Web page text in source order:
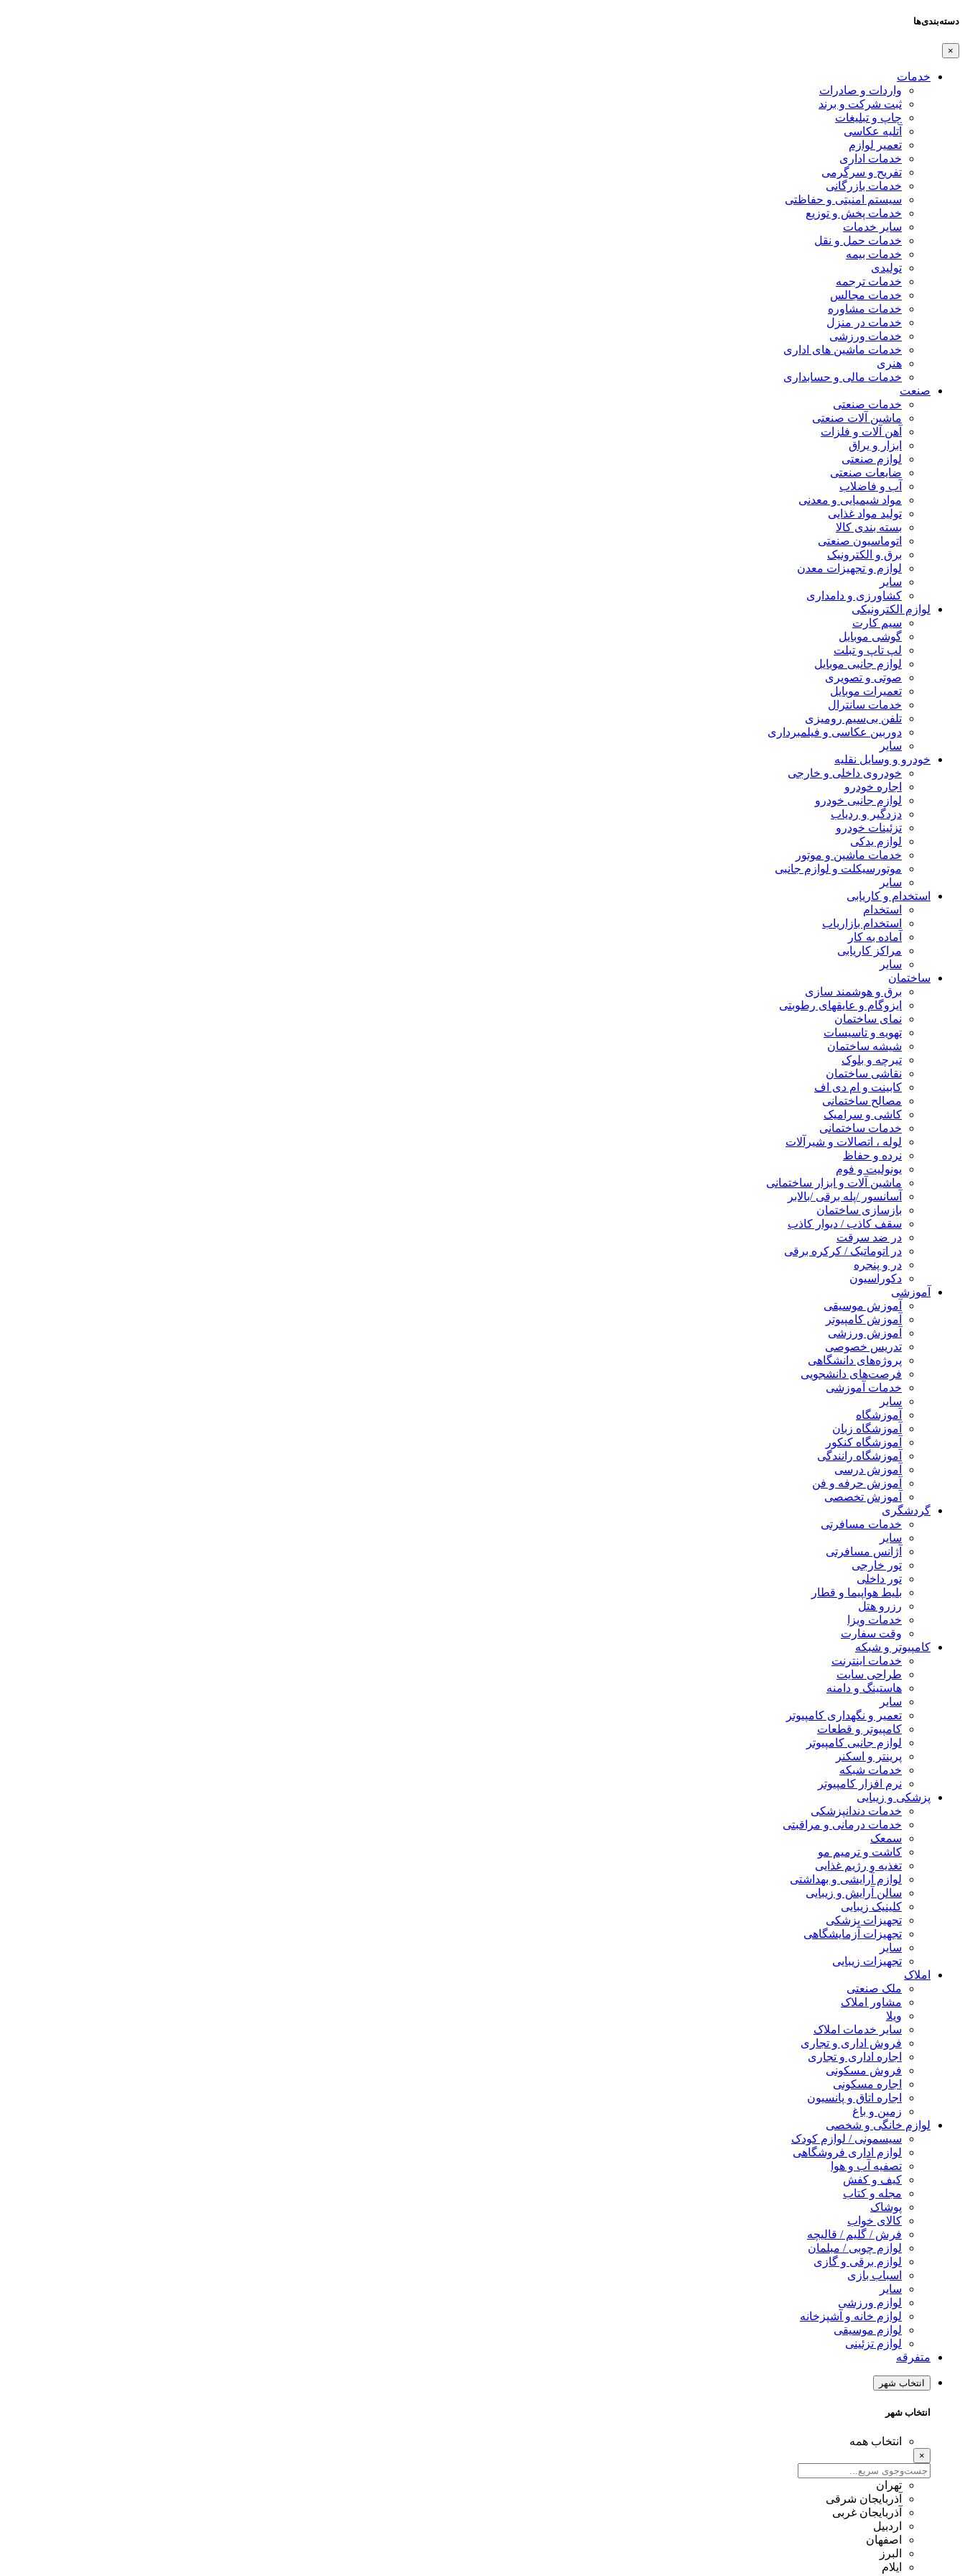
دسته‌بندی‌ها
×
خدمات
واردات و صادرات
ثبت شرکت و برند
چاپ و تبلیغات
آتلیه عکاسی
تعمیر لوازم
خدمات اداری
تفریح و سرگرمی
خدمات بازرگانی
سیستم امنیتی و حفاظتی
خدمات پخش و توزیع
سایر خدمات
خدمات حمل و نقل
خدمات بیمه
تولیدی
خدمات ترجمه
خدمات مجالس
خدمات مشاوره
خدمات در منزل
خدمات ورزشی
خدمات ماشین های اداری
هنری
خدمات مالی و حسابداری
صنعت
خدمات صنعتی
ماشین آلات صنعتی
آهن آلات و فلزات
ابزار و یراق
لوازم صنعتی
ضایعات صنعتی
آب و فاضلاب
مواد شیمیایی و معدنی
تولید مواد غذایی
بسته بندی کالا
اتوماسیون صنعتی
برق و الکترونیک
لوازم و تجهیزات معدن
سایر
کشاورزی و دامداری
لوازم الکترونیکی
سیم کارت
گوشی موبایل
لپ تاپ و تبلت
لوازم جانبی موبایل
صوتی و تصویری
تعمیرات موبایل
خدمات سانترال
تلفن بی‌سیم رومیزی
دوربین عکاسی و فیلمبرداری
سایر
خودرو و وسایل نقلیه
خودروی داخلی و خارجی
اجاره خودرو
لوازم جانبی خودرو
دزدگیر و ردیاب
تزئینات خودرو
لوازم یدکی
خدمات ماشین و موتور
موتورسیکلت و لوازم جانبی
سایر
استخدام و کاریابی
استخدام
استخدام بازاریاب
آماده به کار
مراکز کاریابی
سایر
ساختمان
برق و هوشمند سازی
ایزوگام و عایقهای رطوبتی
نمای ساختمان
تهویه و تاسیسات
شیشه ساختمان
تیرچه و بلوک
نقاشی ساختمان
کابینت و ام دی اف
مصالح ساختمانی
کاشی و سرامیک
خدمات ساختمانی
لوله ، اتصالات و شیرآلات
نرده و حفاظ
یونولیت و فوم
ماشین آلات و ابزار ساختمانی
آسانسور /پله برقی /بالابر
بازسازی ساختمان
سقف کاذب / دیوار کاذب
در ضد سرقت
در اتوماتیک / کرکره برقی
در و پنجره
دکوراسیون
آموزشی
آموزش موسیقی
آموزش کامپیوتر
آموزش ورزشی
تدریس خصوصی
پروژه‌های دانشگاهی
فرصت‌های دانشجویی
خدمات آموزشی
سایر
آموزشگاه
آموزشگاه زبان
آموزشگاه کنکور
آموزشگاه رانندگی
آموزش درسی
آموزش حرفه و فن
آموزش تخصصی
گردشگری
خدمات مسافرتی
سایر
آژانس مسافرتی
تور خارجی
تور داخلی
بلیط هواپیما و قطار
رزرو هتل
خدمات ویزا
وقت سفارت
کامپیوتر و شبکه
خدمات اینترنت
طراحی سایت
هاستینگ و دامنه
سایر
تعمیر و نگهداری کامپیوتر
کامپیوتر و قطعات
لوازم جانبی کامپیوتر
پرینتر و اسکنر
خدمات شبکه
نرم افزار کامپیوتر
پزشکی و زیبایی
خدمات دندانپزشکی
خدمات درمانی و مراقبتی
سمعک
کاشت و ترمیم مو
تغذیه و رژیم غذایی
لوازم آرایشی و بهداشتی
سالن آرایش و زیبایی
کلینیک زیبایی
تجهیزات پزشکی
تجهیزات آزمایشگاهی
سایر
تجهیزات زیبایی
املاک
ملک صنعتی
مشاور املاک
ویلا
سایر خدمات املاک
فروش اداری و تجاری
اجاره اداری و تجاری
فروش مسکونی
اجاره مسکونی
اجاره اتاق و پانسیون
زمین و باغ
لوازم خانگی و شخصی
سیسمونی / لوازم کودک
لوازم اداری فروشگاهی
تصفیه آب و هوا
کیف و کفش
مجله و کتاب
پوشاک
کالای خواب
فرش / گلیم / قالیچه
لوازم چوبی / مبلمان
لوازم برقی و گازی
اسباب بازی
سایر
لوازم ورزشی
لوازم خانه و آشپزخانه
لوازم موسیقی
لوازم تزئینی
متفرقه
انتخاب شهر
انتخاب شهر
انتخاب همه
×
تهران
آذربایجان شرقی
آذربایجان غربی
اردبیل
اصفهان
البرز
ایلام